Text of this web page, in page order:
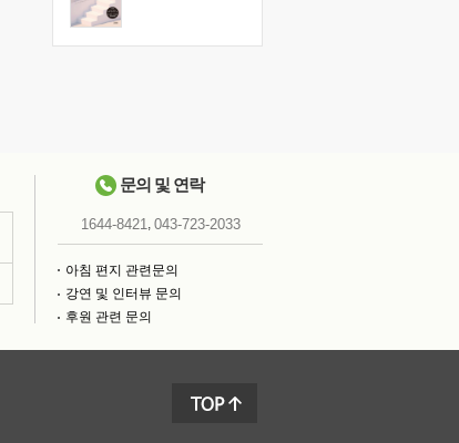
문의 및 연락
1644-8421, 043-723-2033
아침 편지 관련문의
강연 및 인터뷰 문의
후원 관련 문의